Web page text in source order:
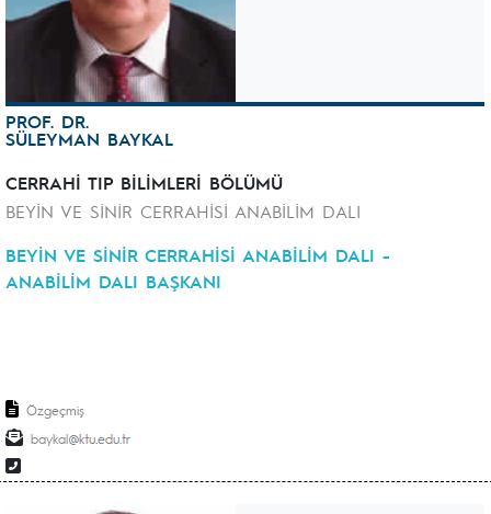
PROF. DR.
SÜLEYMAN BAYKAL
CERRAHİ TIP BİLİMLERİ BÖLÜMÜ
BEYİN VE SİNİR CERRAHİSİ ANABİLİM DALI
BEYİN VE SİNİR CERRAHİSİ ANABİLİM DALI -
ANABİLİM DALI BAŞKANI
Özgeçmiş
baykal